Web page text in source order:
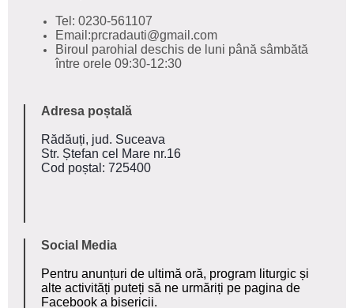
Tel: 0230-561107
Email:prcradauti@gmail.com
Biroul parohial deschis de luni până sâmbătă
între orele 09:30-12:30
Adresa poștală
Rădăuți, jud. Suceava
Str. Ștefan cel Mare nr.16
Cod poștal: 725400
Social Media
Pentru anunțuri de ultimă oră, program liturgic și
alte activități puteți să ne urmăriți pe pagina de
Facebook a bisericii.